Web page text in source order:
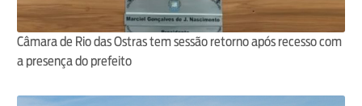
Câmara de Rio das Ostras tem sessão retorno após recesso com
a presença do prefeito